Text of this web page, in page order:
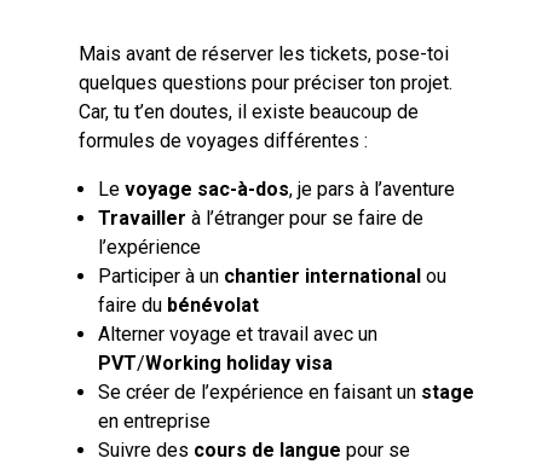
Mais avant de réserver les tickets, pose-toi
quelques questions pour préciser ton projet.
Car, tu t’en doutes, il existe beaucoup de
formules de voyages différentes :
Levoyage sac-à-dos, je pars à l’aventure
Travailler à l’étranger pour se faire de
l’expérience
Participer à un chantier international ou
faire du bénévolat
Alterner voyage et travail avec un
PVT/Working holiday visa
Se créer de l’expérience en faisant un stage
en entreprise
Suivre des cours de langue pour se